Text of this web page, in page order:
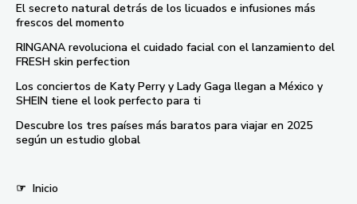
El secreto natural detrás de los licuados e infusiones más
frescos del momento
RINGANA revoluciona el cuidado facial con el lanzamiento del
FRESH skin perfection
Los conciertos de Katy Perry y Lady Gaga llegan a México y
SHEIN tiene el look perfecto para ti
Descubre los tres países más baratos para viajar en 2025
según un estudio global
☞ Inicio